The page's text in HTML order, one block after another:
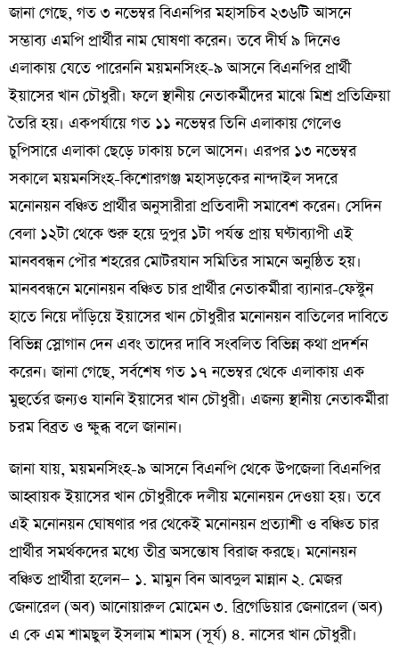
জানা গেছে, গত ৩ নভেম্বর বিএনপির মহাসচিব ২৩৬টি আসনে
সম্ভাব্য এমপি প্রার্থীর নাম ঘোষণা করেন। তবে দীর্ঘ ৯ দিনেও
এলাকায় যেতে পারেননি ময়মনসিংহ-৯ আসনে বিএনপির প্রার্থী
ইয়াসের খান চৌধুরী। ফলে স্থানীয় নেতাকর্মীদের মাঝে মিশ্র প্রতিক্রিয়া
তৈরি হয়। একপর্যায়ে গত ১১ নভেম্বর তিনি এলাকায় গেলেও
চুপিসারে এলাকা ছেড়ে ঢাকায় চলে আসেন। এরপর ১৩ নভেম্বর
সকালে ময়মনসিংহ-কিশোরগঞ্জ মহাসড়কের নান্দাইল সদরে
মনোনয়ন বঞ্চিত প্রার্থীর অনুসারীরা প্রতিবাদী সমাবেশ করেন। সেদিন
বেলা ১২টা থেকে শুরু হয়ে দুপুর ১টা পর্যন্ত প্রায় ঘণ্টাব্যাপী এই
মানববন্ধন পৌর শহরের মোটরযান সমিতির সামনে অনুষ্ঠিত হয়।
মানববন্ধনে মনোনয়ন বঞ্চিত চার প্রার্থীর নেতাকর্মীরা ব্যানার-ফেস্টুন
হাতে নিয়ে দাঁড়িয়ে ইয়াসের খান চৌধুরীর মনোনয়ন বাতিলের দাবিতে
বিভিন্ন স্লোগান দেন এবং তাদের দাবি সংবলিত বিভিন্ন কথা প্রদর্শন
করেন। জানা গেছে, সর্বশেষ গত ১৭ নভেম্বর থেকে এলাকায় এক
মুহুর্তের জন্যও যাননি ইয়াসের খান চৌধুরী। এজন্য স্থানীয় নেতাকর্মীরা
চরম বিব্রত ও ক্ষুব্ধ বলে জানান।
জানা যায়, ময়মনসিংহ-৯ আসনে বিএনপি থেকে উপজেলা বিএনপির
আহ্বায়ক ইয়াসের খান চৌধুরীকে দলীয় মনোনয়ন দেওয়া হয়। তবে
এই মনোনয়ন ঘোষণার পর থেকেই মনোনয়ন প্রত্যাশী ও বঞ্চিত চার
প্রার্থীর সমর্থকদের মধ্যে তীব্র অসন্তোষ বিরাজ করছে। মনোনয়ন
বঞ্চিত প্রার্থীরা হলেন— ১. মামুন বিন আবদুল মান্নান ২. মেজর
জেনারেল (অব) আনোয়ারুল মোমেন ৩. ব্রিগেডিয়ার জেনারেল (অব)
এ কে এম শামছুল ইসলাম শামস (সূর্য) ৪. নাসের খান চৌধুরী।